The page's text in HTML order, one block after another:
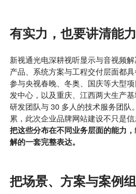
有实力，也要讲清能
新视通光电深耕视听显示与音视频
产品、系统方案与工程交付层面都
参与央视春晚、冬奥、国庆等大型
发中心，以及重庆、江西两大生产
研发团队与 30 多人的技术服务团队
累，此次企业品牌网站建设不只是信
把这些分布在不同业务层面的能力
解的一套完整表达。
把场景、方案与案例